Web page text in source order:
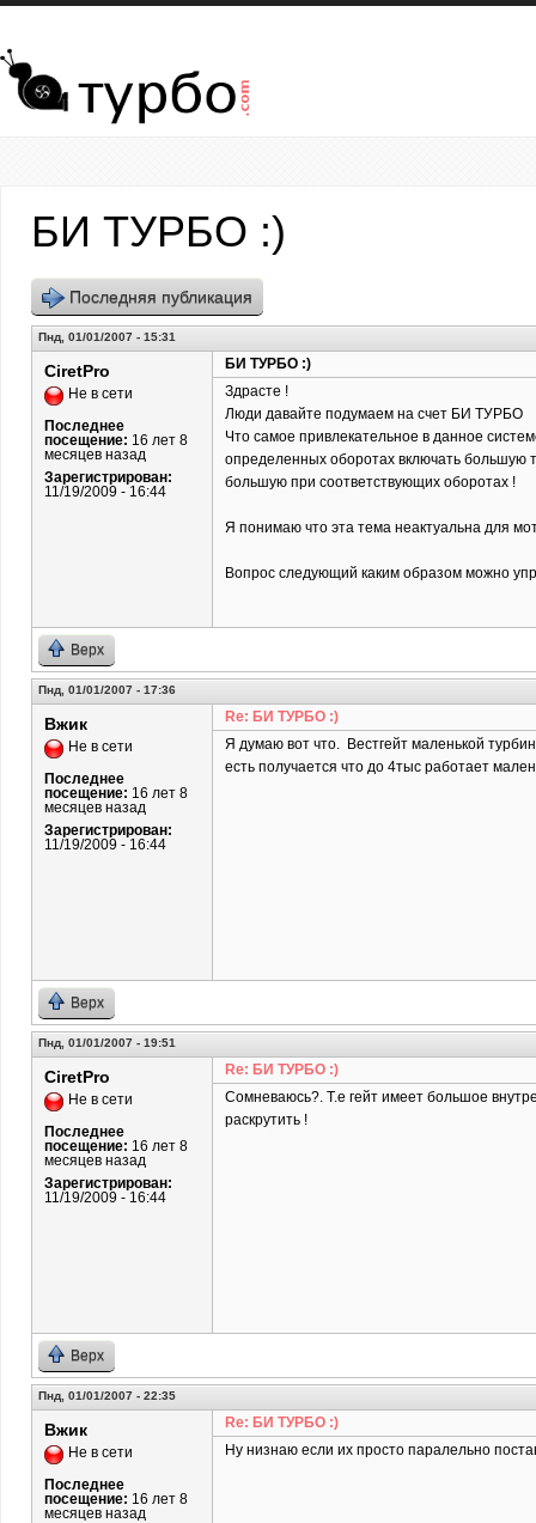
Перейти к основному содержанию
БИ ТУРБО :)
Последняя публикация
Пнд, 01/01/2007 - 15:31
CiretPro
Не в сети
Последнее
посещение: 16 лет 8
месяцев назад
Зарегистрирован:
11/19/2009 - 16:44
БИ ТУРБО :)
Здрасте !
Люди давайте подумаем на счет БИ ТУРБО
Что самое привлекательное в данное
определенных оборотах включать большую
большую при соответствующих оборотах !
Я понимаю что эта тема неактуальна для
Вопрос следующий каким образом можно
Верх
Пнд, 01/01/2007 - 17:36
Вжик
Не в сети
Последнее
посещение: 16 лет 8
месяцев назад
Зарегистрирован:
11/19/2009 - 16:44
Re: БИ ТУРБО :)
Я думаю вот что. Вестгейт маленькой
есть получается что до 4тыс работает
Верх
Пнд, 01/01/2007 - 19:51
CiretPro
Не в сети
Последнее
посещение: 16 лет 8
месяцев назад
Зарегистрирован:
11/19/2009 - 16:44
Re: БИ ТУРБО :)
Сомневаюсь?. Т.е гейт имеет большое
раскрутить !
Верх
Пнд, 01/01/2007 - 22:35
Вжик
Не в сети
Последнее
посещение: 16 лет 8
месяцев назад
Re: БИ ТУРБО :)
Ну низнаю если их просто паралельно